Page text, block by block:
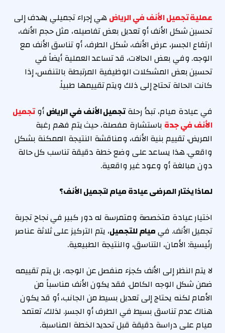
عملية تجميل الأنف في الرياضهي إجراء تجميلي يهدف إلى
تحسين شكل الأنف أو تعديل بعض تفاصيله، مثل حجم الأنف،
ارتفاع الجسر، عرض الأنف، شكل الطرف، أو تناسق الأنف مع
الوجه. وفي بعض الحالات، قد تساعد العملية أيضاً في
تحسين بعض المشكلات الوظيفية المرتبطة بالتنفس، إذا
كانت الحالة تحتاج إلى ذلك ويتم تقييمها طبياً.
في عيادة ميام، تبدأ رحلةتجميل الأنف في الرياضأوتجميل
الأنف في جدة باستشارة مفصلة، حيث يتم فهم رغبة
المريض، تقييم بنية الأنف، ومناقشة النتيجة الممكنة بشكل
واقعي. هذا يساعد على وضع خطة دقيقة تناسب كل حالة
دون مبالغة أو وعود غير واقعية.
لماذا يختار المرضى عيادة ميام لتجميل الأنف؟
اختيار عيادة متخصصة ومتمرسة له دور كبير في نجاح تجربة
تجميل الأنف. فيميام للتجميل، يتم التركيز على ثلاثة عناصر
رئيسية: الأمان، التناسق، والنتيجة الطبيعية.
لا يتم النظر إلى الأنف كجزء منفصل عن الوجه، بل يتم تقييمه
ضمن شكل الوجه الكامل. فقد يكون الأنف مناسباً من
الأمام لكنه يحتاج إلى تعديل بسيط من الجانب، أو قد يكون
هناك عدم تناسق بسيط في الطرف أو الجسر. لذلك، تعتمد
ميام على دراسة دقيقة قبل تحديد الخطة المناسبة.